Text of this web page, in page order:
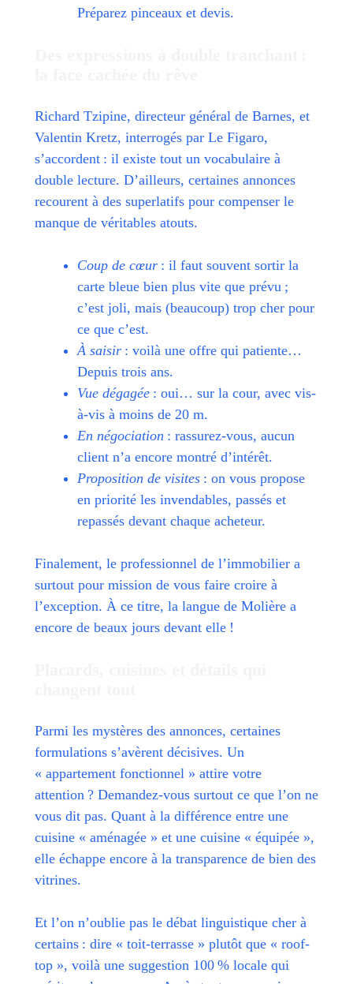
Préparez pinceaux et devis.
Richard Tzipine, directeur général de Barnes, et
Valentin Kretz, interrogés par Le Figaro,
s’accordent : il existe tout un vocabulaire à
double lecture. D’ailleurs, certaines annonces
recourent à des superlatifs pour compenser le
manque de véritables atouts.
Coup de cœur : il faut souvent sortir la
carte bleue bien plus vite que prévu ;
c’est joli, mais (beaucoup) trop cher pour
ce que c’est.
À saisir : voilà une offre qui patiente…
Depuis trois ans.
Vue dégagée : oui… sur la cour, avec vis-
à-vis à moins de 20 m.
En négociation : rassurez-vous, aucun
client n’a encore montré d’intérêt.
Proposition de visites : on vous propose
en priorité les invendables, passés et
repassés devant chaque acheteur.
Finalement, le professionnel de l’immobilier a
surtout pour mission de vous faire croire à
l’exception. À ce titre, la langue de Molière a
encore de beaux jours devant elle !
Parmi les mystères des annonces, certaines
formulations s’avèrent décisives. Un
« appartement fonctionnel » attire votre
attention ? Demandez-vous surtout ce que l’on ne
vous dit pas. Quant à la différence entre une
cuisine « aménagée » et une cuisine « équipée »,
elle échappe encore à la transparence de bien des
vitrines.
Et l’on n’oublie pas le débat linguistique cher à
certains : dire « toit-terrasse » plutôt que « roof-
top », voilà une suggestion 100 % locale qui